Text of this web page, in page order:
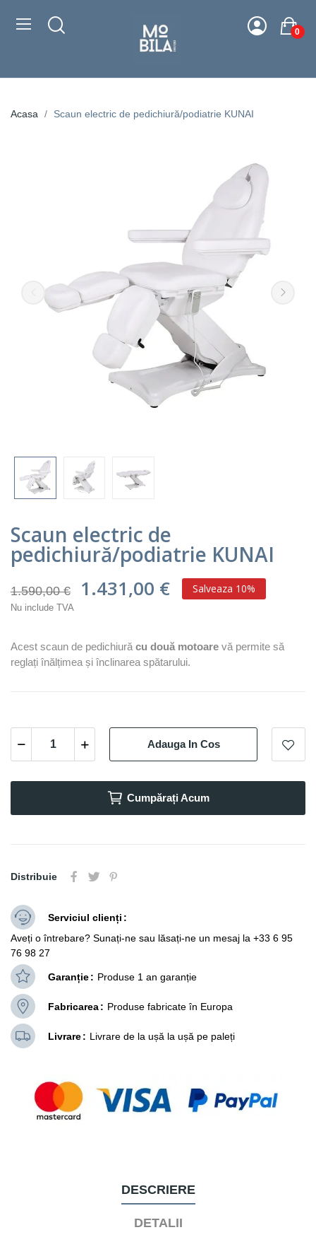
0
Acasa Scaun electric de pedichiură/podiatrie KUNAI
Scaun electric de
pedichiură/podiatrie KUNAI
1.590,00 € 1.431,00 € Salveaza 10%
Nu include TVA
Acest scaun de pedichiură cu două motoare vă permite să
reglați înălțimea și înclinarea spătarului.
Adauga In Cos
Cumpărați Acum
Distribuie
Serviciul clienți
Aveți o întrebare? Sunați-ne sau lăsați-ne un mesaj la +33 6 95
76 98 27
Garanție Produse 1 an garanție
Fabricarea Produse fabricate în Europa
Livrare Livrare de la ușă la ușă pe paleți
DESCRIERE
DETALII